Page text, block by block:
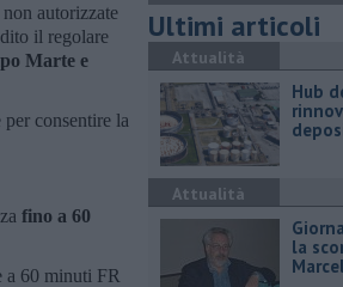
autorizzate
il regolare
Marte e
consentire la
fino a 60
a 60 minuti FR
Ultimi articoli
Attualità
Hub
Attualità
la